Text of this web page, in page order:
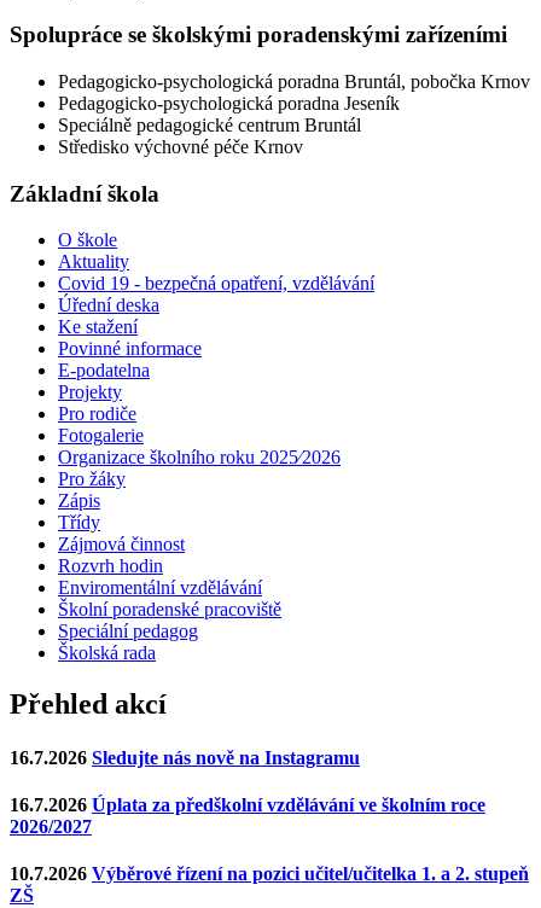
Spolupráce se školskými poradenskými zařízeními
Pedagogicko-psychologická poradna Bruntál, pobočka Krnov
Pedagogicko-psychologická poradna Jeseník
Speciálně pedagogické centrum Bruntál
Středisko výchovné péče Krnov
Základní škola
O škole
Aktuality
Covid 19 - bezpečná opatření, vzdělávání
Úřední deska
Ke stažení
Povinné informace
E-podatelna
Projekty
Pro rodiče
Fotogalerie
Organizace školního roku 2025⁄2026
Pro žáky
Zápis
Třídy
Zájmová činnost
Rozvrh hodin
Enviromentální vzdělávání
Školní poradenské pracoviště
Speciální pedagog
Školská rada
Přehled akcí
16.7.2026 Sledujte nás nově na Instagramu
16.7.2026 Úplata za předškolní vzdělávání ve školním roce
2026/2027
10.7.2026 Výběrové řízení na pozici učitel/učitelka 1. a 2. stupeň
ZŠ